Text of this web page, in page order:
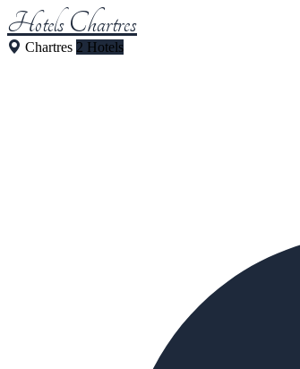
Hotels Chartres
Chartres 2 Hotels